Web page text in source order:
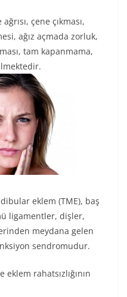
çene çıkması,
ağız açmada zorluk,
tam kapanmama,
eklem (TME), baş
ligamentler, dişler,
meydana gelen
sendromudur.
rahatsızlığının